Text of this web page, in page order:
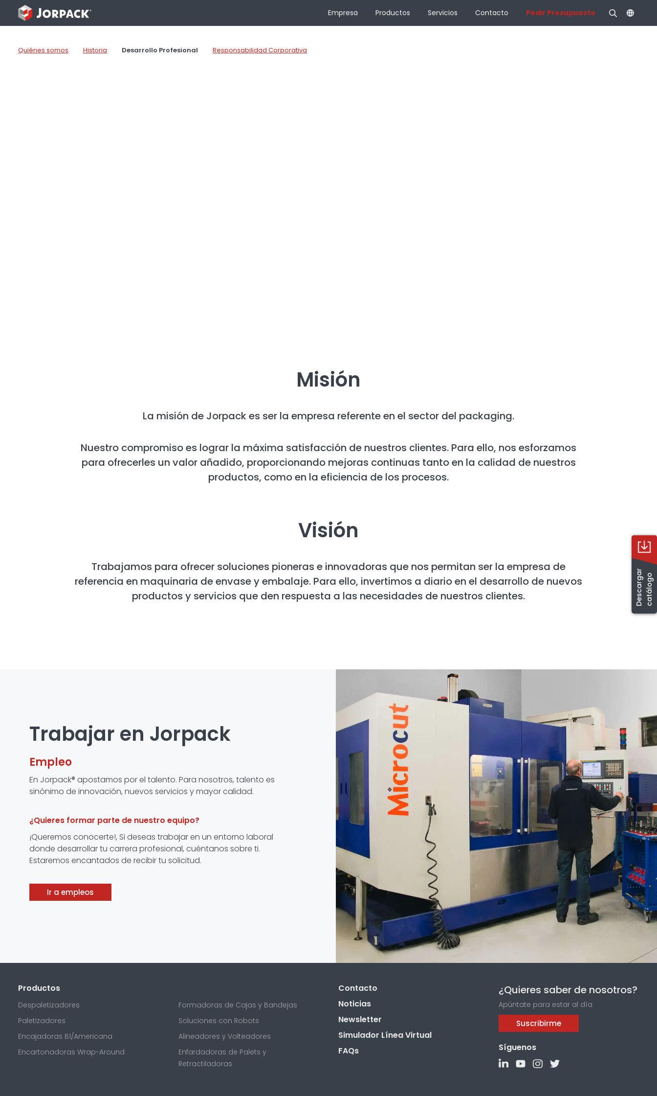
Saltar
contenido
Empresa Productos Servicios Contacto Pedir Presupuesto
Quiénes somos Historia Desarrollo Profesional Responsabilidad Corporativa
Misión
La misión de Jorpack es ser la empresa referente en el sector del packaging.
Nuestro compromiso es lograr la máxima satisfacción de nuestros clientes. Para ello, nos esforzamos
para ofrecerles un valor añadido, proporcionando mejoras continuas tanto en la calidad de nuestros
productos, como en la eficiencia de los procesos.
Visión
Trabajamos para ofrecer soluciones pioneras e innovadoras que nos permitan ser la empresa de
referencia en maquinaria de envase y embalaje. Para ello, invertimos a diario en el desarrollo de nuevos
productos y servicios que den respuesta a las necesidades de nuestros clientes.
Trabajar en Jorpack
Empleo
En Jorpack® apostamos por el talento. Para nosotros, talento es
sinónimo de innovación, nuevos servicios y mayor calidad.
¿Quieres formar parte de nuestro equipo?
¡Queremos conocerte!, Si deseas trabajar en un entorno laboral
donde desarrollar tu carrera profesional, cuéntanos sobre ti.
Estaremos encantados de recibir tu solicitud.
Ir a empleos
Productos
Despaletizadores
Paletizadores
Encajadoras B1/Americana
Encartonadoras Wrap-Around
Formadoras de Cajas y Bandejas
Soluciones con Robots
Alineadores y Volteadores
Enfardadoras de Palets y
Retractiladoras
Contacto
Noticias
Newsletter
Simulador Línea Virtual
FAQs
¿Quieres saber de nosotros?
Apúntate para estar al día
Suscribirme
Síguenos
D
e
s
c
a
r
g
a
r
c
a
t
á
l
o
go